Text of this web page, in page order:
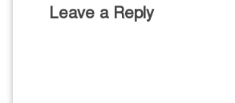
Leave a Reply